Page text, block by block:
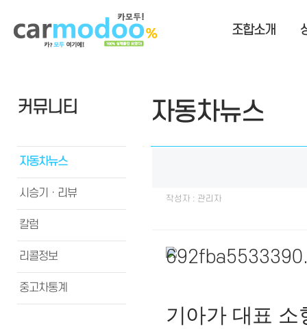
조합소개
커뮤니티
자동차뉴스
시승기ㆍ리뷰
칼럼
리콜정보
중고차통계
자동차뉴스
작성자 : 관리자
기아가 대표 소